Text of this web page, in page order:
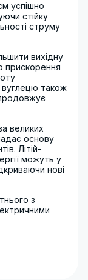
успішно
стійку
струму
вихідну
прискорення
вуглецю також
великих
основу
Літій-
можуть у
нові
з